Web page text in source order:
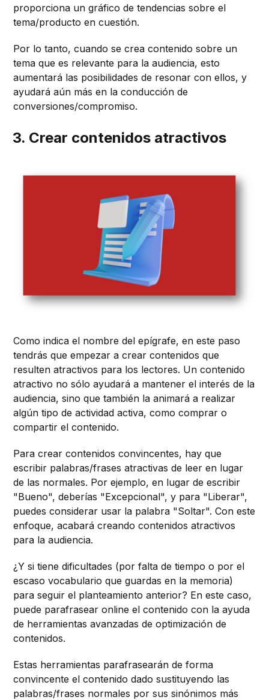
proporciona un gráfico de tendencias sobre el
tema/producto en cuestión.
Por lo tanto, cuando se crea contenido sobre un
tema que es relevante para la audiencia, esto
aumentará las posibilidades de resonar con ellos, y
ayudará aún más en la conducción de
conversiones/compromiso.
3. Crear contenidos atractivos
Como indica el nombre del epígrafe, en este paso
tendrás que empezar a crear contenidos que
resulten atractivos para los lectores. Un contenido
atractivo no sólo ayudará a mantener el interés de la
audiencia, sino que también la animará a realizar
algún tipo de actividad activa, como comprar o
compartir el contenido.
Para crear contenidos convincentes, hay que
escribir palabras/frases atractivas de leer en lugar
de las normales. Por ejemplo, en lugar de escribir
"Bueno", deberías "Excepcional", y para "Liberar",
puedes considerar usar la palabra "Soltar". Con este
enfoque, acabará creando contenidos atractivos
para la audiencia.
¿Y si tiene dificultades (por falta de tiempo o por el
escaso vocabulario que guardas en la memoria)
para seguir el planteamiento anterior? En este caso,
puede parafrasear online el contenido con la ayuda
de herramientas avanzadas de optimización de
contenidos.
Estas herramientas parafrasearán de forma
convincente el contenido dado sustituyendo las
palabras/frases normales por sus sinónimos más